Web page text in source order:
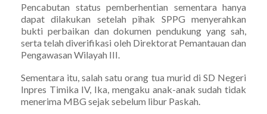
Pencabutan status pemberhentian sementara hanya
dapat dilakukan setelah pihak SPPG menyerahkan
bukti perbaikan dan dokumen pendukung yang sah,
serta telah diverifikasi oleh Direktorat Pemantauan dan
Pengawasan Wilayah III.
Sementara itu, salah satu orang tua murid di SD Negeri
Inpres Timika IV, Ika, mengaku anak-anak sudah tidak
menerima MBG sejak sebelum libur Paskah.